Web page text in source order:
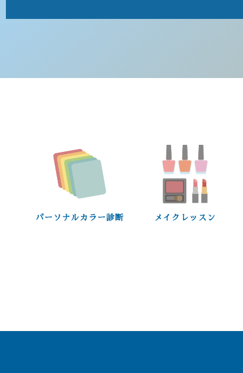
パーソナルカラー診断 メイクレッスン